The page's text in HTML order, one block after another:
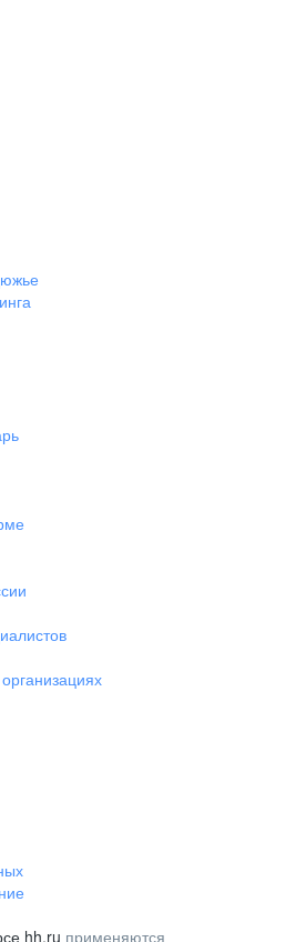
hh.ru применяются